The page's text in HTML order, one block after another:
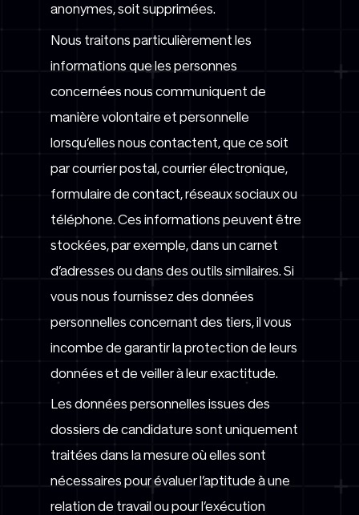
anonymes, soit supprimées.
Nous traitons particulièrement les
informations que les personnes
concernées nous communiquent de
manière volontaire et personnelle
lorsqu’elles nous contactent, que ce soit
par courrier postal, courrier électronique,
formulaire de contact, réseaux sociaux ou
téléphone. Ces informations peuvent être
stockées, par exemple, dans un carnet
d’adresses ou dans des outils similaires. Si
vous nous fournissez des données
personnelles concernant des tiers, il vous
incombe de garantir la protection de leurs
données et de veiller à leur exactitude.
Les données personnelles issues des
dossiers de candidature sont uniquement
traitées dans la mesure où elles sont
nécessaires pour évaluer l’aptitude à une
relation de travail ou pour l’exécution